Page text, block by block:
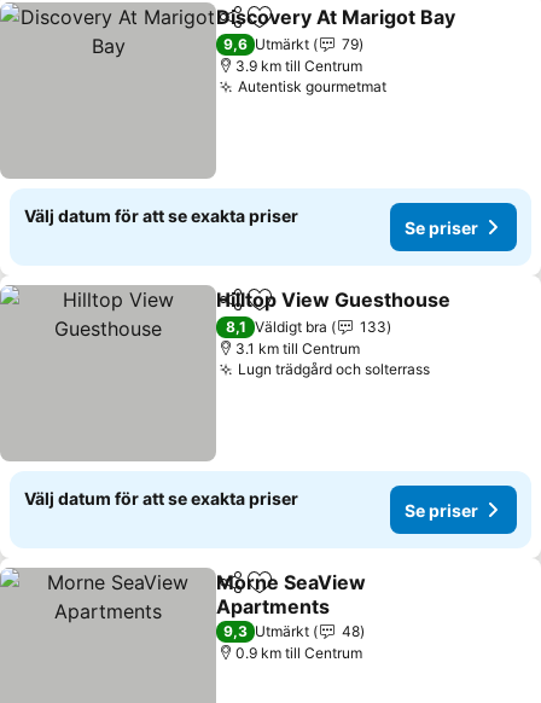
Dela Lägg till i Mina Favoriter
Discovery At Marigot Bay
9,6 Utmärkt
79
3.9 km till Centrum
Autentisk gourmetmat
Välj datum för att se exakta priser
Se priser
Dela Lägg till i Mina Favoriter
Hilltop View Guesthouse
8,1 Väldigt bra
133
3.1 km till Centrum
Lugn trädgård och solterrass
Välj datum för att se exakta priser
Se priser
Dela Lägg till i Mina Favoriter
Morne SeaView
Apartments
9,3 Utmärkt
48
0.9 km till Centrum